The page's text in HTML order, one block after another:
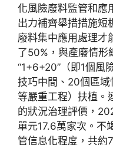
化風險廢料監管和應
出力補齊舉措措施
廢料集中應用處理
了50%，與產廢情形
“1+6+20”（即1個風
技巧中間、20個區域
等嚴重工程）扶植。
的狀況治理評價，
單元17.6萬家次。不
管信息化程度，共約